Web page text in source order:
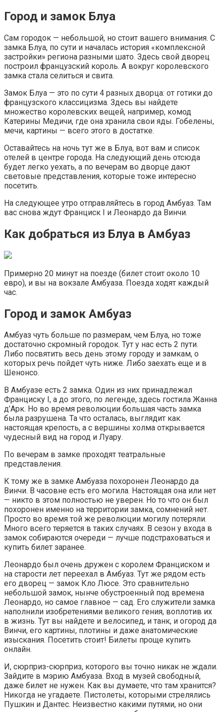
Город и замок Блуа
Сам городок — небольшой, но стоит вашего внимания. С
замка Блуа, по сути и началась история «комплексной
застройки» региона разными шато. Здесь свой дворец
построил французский король. А вокруг королевского
замка стала селиться и свита.
Замок Блуа — это по сути 4 разных дворца: от готики до
французского классицизма. Здесь вы найдете
множество королевских вещей, например, комод
Катерины Медичи, где она хранила свои яды. Гобелены,
мечи, картины — всего этого в достатке.
Оставайтесь на ночь тут же в Блуа, вот вам и список
отелей в центре города. На следующий день отсюда
будет легко уехать, а по вечерам во дворце дают
световые представления, которые тоже интересно
посетить.
На следующее утро отправляйтесь в город Амбуаз. Там
вас снова ждут Франциск I и Леонардо да Винчи.
Как добраться из Блуа в Амбуаз
Примерно 20 минут на поезде (билет стоит около 10
евро), и вы на вокзале Амбуаза. Поезда ходят каждый
час.
Город и замок Амбуаз
Амбуаз чуть больше по размерам, чем Блуа, но тоже
достаточно скромный городок. Тут у нас есть 2 пути.
Либо посвятить весь день этому городу и замкам, о
которых речь пойдет чуть ниже. Либо заехать еще и в
Шенонсо.
В Амбуазе есть 2 замка. Один из них принадлежал
Франциску I, а до этого, по легенде, здесь гостила Жанна
д’Арк. Но во время революции большая часть замка
была разрушена. Та что осталась, выглядит как
настоящая крепость, а с вершины холма открывается
чудесный вид на город и Луару.
По вечерам в замке проходят театральные
представления.
К тому же в замке Амбуаза похоронен Леонардо да
Винчи. В часовне есть его могила. Настоящая она или нет
— никто в этом полностью не уверен. Но то что он был
похоронен именно на территории замка, сомнений нет.
Просто во время той же революции могилу потеряли.
Много всего теряется в таких случаях. В сезон у входа в
замок собираются очереди — лучше подстраховаться и
купить билет заранее.
Леонардо был очень дружен с королем Франциском и
на старости лет переехал в Амбуаз. Тут же рядом есть
его дворец — замок Кло Люсе. Это сравнительно
небольшой замок, нынче обустроенный под времена
Леонардо, но самое главное — сад. Его служители замка
наполнили изобретениями великого гения, воплотив их
в жизнь. Тут вы найдете и велосипед, и танк, и огород да
Винчи, его картины, плотины и даже анатомические
изыскания. Посетить стоит! Билеты проще купить
онлайн.
И, сюрприз-сюрприз, которого вы точно никак не ждали.
Зайдите в мэрию Амбуаза. Вход в музей свободный,
даже билет не нужен. Как вы думаете, что там хранится?
Никогда не угадаете. Пистолеты, которыми стрелялись
Пушкин и Дантес. Неизвестно какими путями, но они